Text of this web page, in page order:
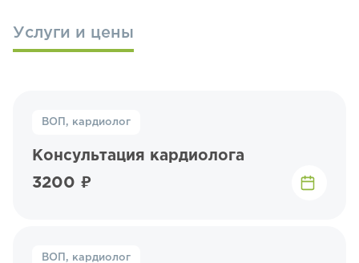
Услуги и цены
ВОП, кардиолог
Консультация кардиолога
3200 ₽
ВОП, кардиолог